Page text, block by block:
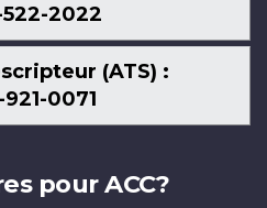
522-2022
(ATS) :
921-0071
pour ACC?